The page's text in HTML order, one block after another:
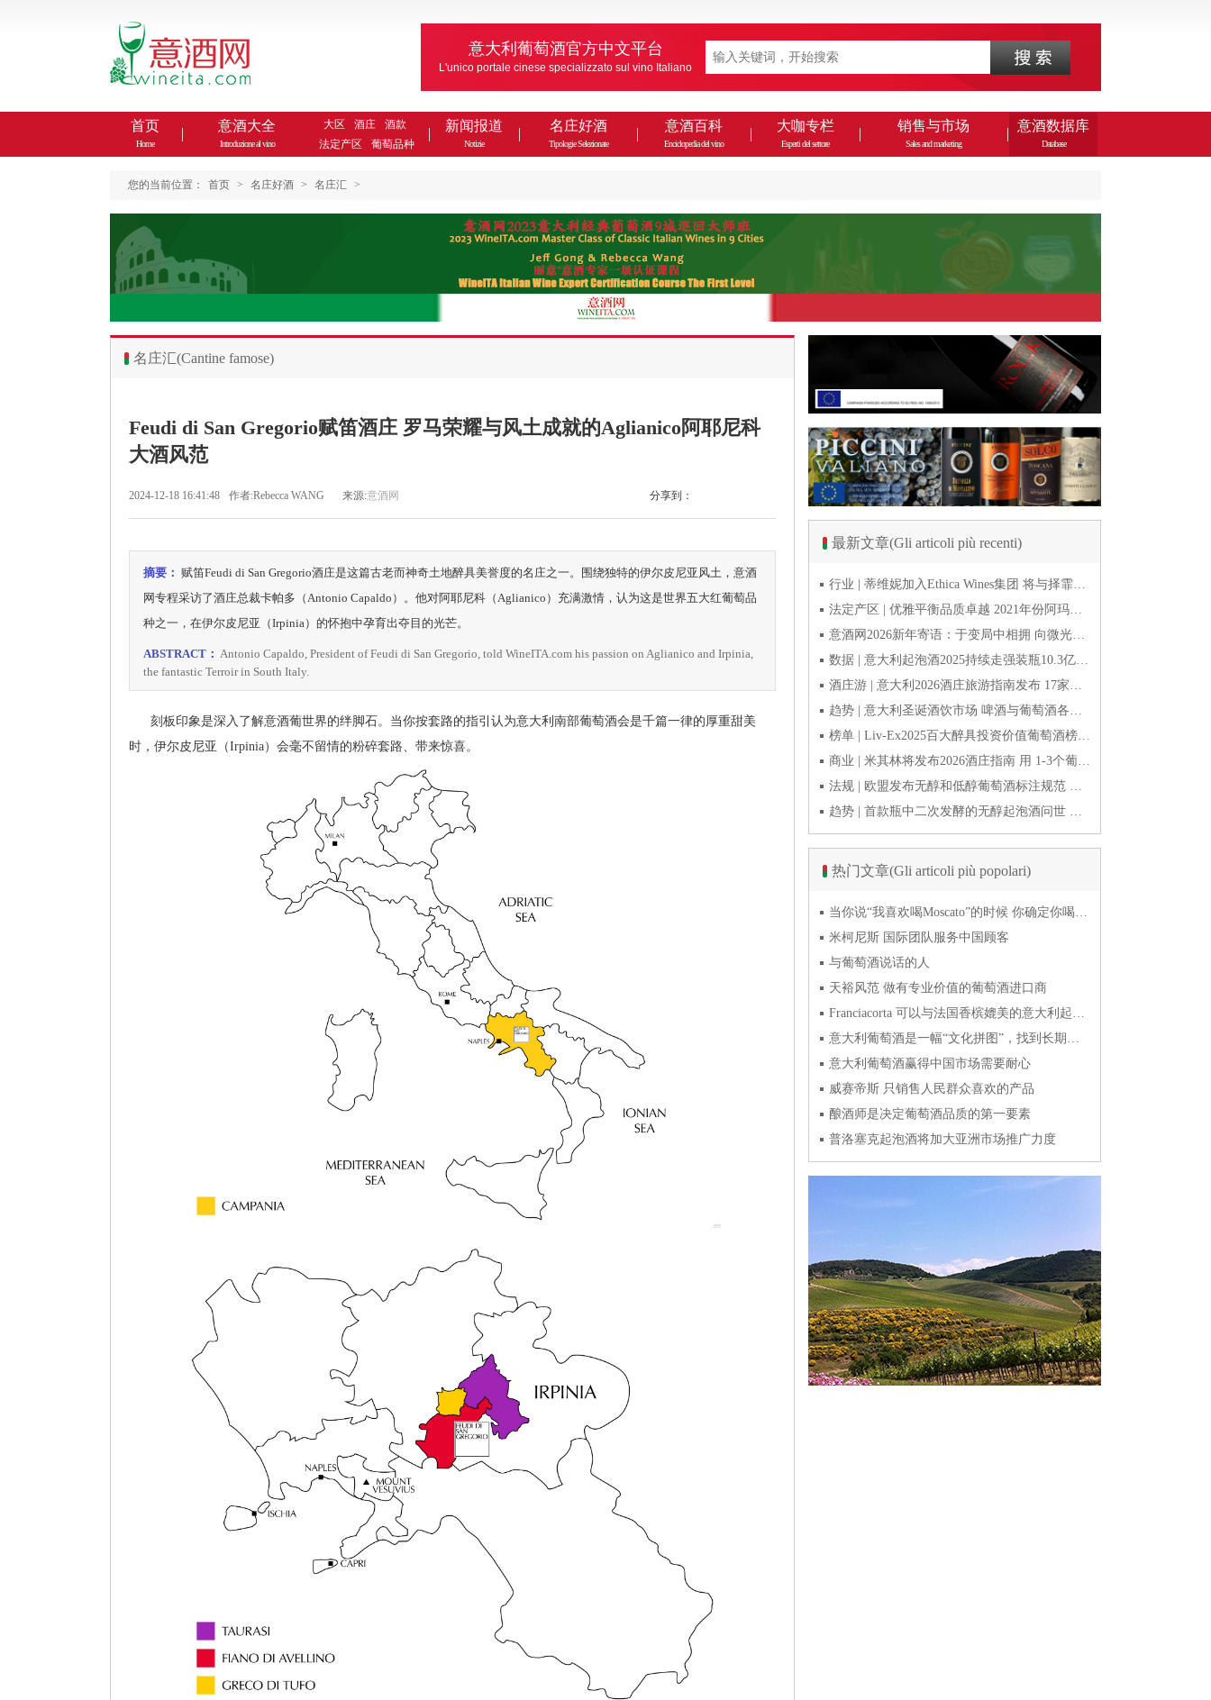
意大利葡萄酒官方中文平台
L'unico portale cinese specializzato sul vino Italiano
首页
Home
意酒大全
Introduzione al vino
大区 酒庄
酒款
法定产区
葡萄品种
新闻报道
Notizie
名庄好酒
Tipologie Selezionate
意酒百科
Enciclopedia del vino
大咖专栏
Esperti del settore
销售与市场
Sales and marketing
意酒数据库
Database
您的当前位置： 首页 > 名庄好酒 > 名庄汇 >
名庄汇(Cantine famose)
Feudi di San Gregorio赋笛酒庄 罗马荣耀与风土成就的Aglianico阿耶尼科
大酒风范
2024-12-18 16:41:48 作者:Rebecca WANG 来源:意酒网 分享到：
摘要： 赋笛Feudi di San Gregorio酒庄是这篇古老而神奇土地醉具美誉度的名庄之一。围绕独特的伊尔皮尼亚风土，意酒
网专程采访了酒庄总裁卡帕多（Antonio Capaldo）。他对阿耶尼科（Aglianico）充满激情，认为这是世界五大红葡萄品
种之一，在伊尔皮尼亚（Irpinia）的怀抱中孕育出夺目的光芒。
ABSTRACT： Antonio Capaldo, President of Feudi di San Gregorio, told WineITA.com his passion on Aglianico and Irpinia,
the fantastic Terroir in South Italy.
刻板印象是深入了解意酒葡世界的绊脚石。当你按套路的指引认为意大利南部葡萄酒会是千篇一律的厚重甜美
时，伊尔皮尼亚（Irpinia）会毫不留情的粉碎套路、带来惊喜。
最新文章(Gli articoli più recenti)
行业 | 蒂维妮加入Ethica Wines集团 将与择霏罗共拓中国市场
法定产区 | 优雅平衡品质卓越 2021年份阿玛罗尼Amarone全球预品会落幕
意酒网2026新年寄语：于变局中相拥 向微光而前行
数据 | 意大利起泡酒2025持续走强装瓶10.3亿瓶 普罗塞克风靡全球
酒庄游 | 意大利2026酒庄旅游指南发布 17家葡萄酒博物馆别错过
趋势 | 意大利圣诞酒饮市场 啤酒与葡萄酒各自精彩
榜单 | Liv-Ex2025百大醉具投资价值葡萄酒榜单发布 20款意酒入选
商业 | 米其林将发布2026酒庄指南 用 1-3个葡萄串为部分酒庄评级
法规 | 欧盟发布无醇和低醇葡萄酒标注规范 无醇酒可以被种出来吗
趋势 | 首款瓶中二次发酵的无醇起泡酒问世 意大利酿酒师用特种酵母开创历史
热门文章(Gli articoli più popolari)
当你说“我喜欢喝Moscato”的时候 你确定你喝的到底是什么吗？
米柯尼斯 国际团队服务中国顾客
与葡萄酒说话的人
天裕风范 做有专业价值的葡萄酒进口商
Franciacorta 可以与法国香槟媲美的意大利起泡酒
意大利葡萄酒是一幅“文化拼图”，找到长期合作伙伴最具挑战
意大利葡萄酒赢得中国市场需要耐心
威赛帝斯 只销售人民群众喜欢的产品
酿酒师是决定葡萄酒品质的第一要素
普洛塞克起泡酒将加大亚洲市场推广力度